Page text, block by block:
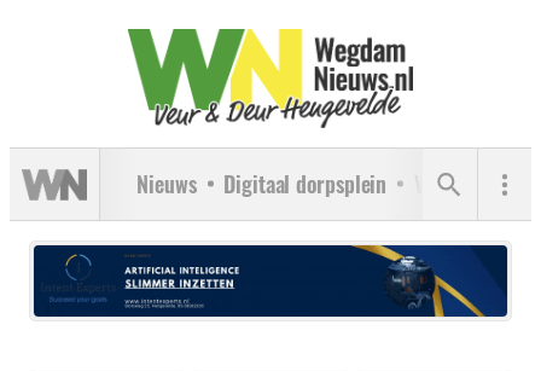
Nieuws Digitaal dorpsplein Verenigingen